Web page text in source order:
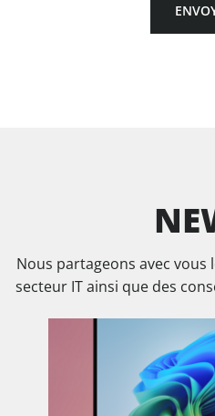
Nous partageons avec
secteur IT ainsi que des